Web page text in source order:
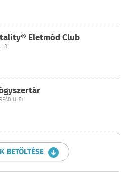
Életmód Club
8.
U. 51.
BETÖLTÉSE